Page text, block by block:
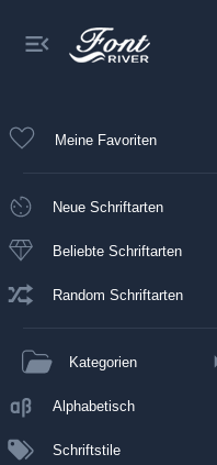
Meine Favoriten
Neue Schriftarten
Beliebte Schriftarten
Random Schriftarten
Kategorien
Alphabetisch
Schriftstile